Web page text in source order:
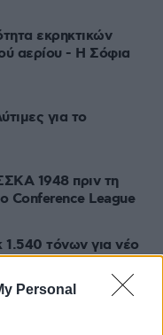
Personal
εκρηκτικών
αερίου - Η Σόφια
για το
1948 πριν τη
Conference League
1.540 τόνων για νέο
75 για έως 72